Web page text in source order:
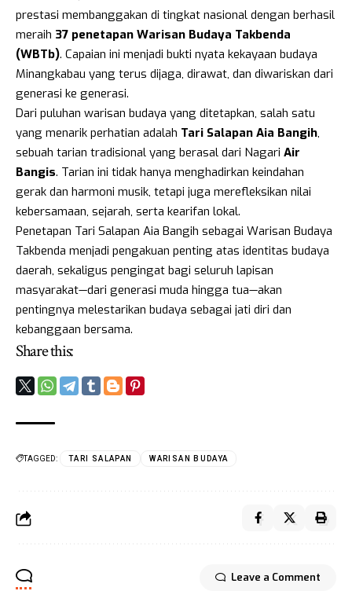
prestasi membanggakan di tingkat nasional dengan berhasil
meraih 37 penetapan Warisan Budaya Takbenda
(WBTb). Capaian ini menjadi bukti nyata kekayaan budaya
Minangkabau yang terus dijaga, dirawat, dan diwariskan dari
generasi ke generasi.
Dari puluhan warisan budaya yang ditetapkan, salah satu
yang menarik perhatian adalah Tari Salapan Aia Bangih,
sebuah tarian tradisional yang berasal dari Nagari Air
Bangis. Tarian ini tidak hanya menghadirkan keindahan
gerak dan harmoni musik, tetapi juga merefleksikan nilai
kebersamaan, sejarah, serta kearifan lokal.
Penetapan Tari Salapan Aia Bangih sebagai Warisan Budaya
Takbenda menjadi pengakuan penting atas identitas budaya
daerah, sekaligus pengingat bagi seluruh lapisan
masyarakat—dari generasi muda hingga tua—akan
pentingnya melestarikan budaya sebagai jati diri dan
kebanggaan bersama.
Share this:
TAGGED: TARI SALAPAN WARISAN BUDAYA
Leave a Comment